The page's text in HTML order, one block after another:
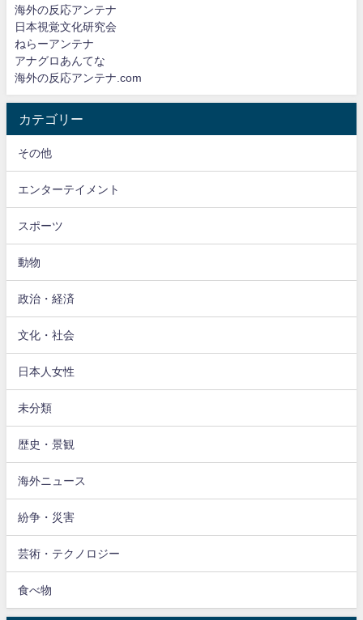
海外の反応アンテナ
日本視覚文化研究会
ねらーアンテナ
アナグロあんてな
海外の反応アンテナ.com
カテゴリー
その他
エンターテイメント
スポーツ
動物
政治・経済
文化・社会
日本人女性
未分類
歴史・景観
海外ニュース
紛争・災害
芸術・テクノロジー
食べ物